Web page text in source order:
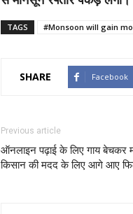
TAGS #Monsoon will gain
SHARE Facebook
Previous article
ऑनलाइन पढ़ाई के लिए गाय बेचकर
किसान की मदद के लिए आगे आए